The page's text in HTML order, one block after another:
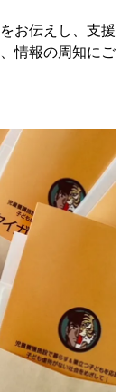
お伝えし、支援
情報の周知にご